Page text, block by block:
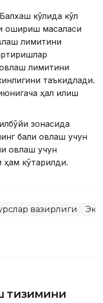
кўлида кўл
ошириш масаласи
лимитини
лимитини
таъкидлади.
ҳал қилиш
зонасида
балиқ овлаш учун
овлаш учун
ҳам кўтарилди.
вазирлиги
тизимини